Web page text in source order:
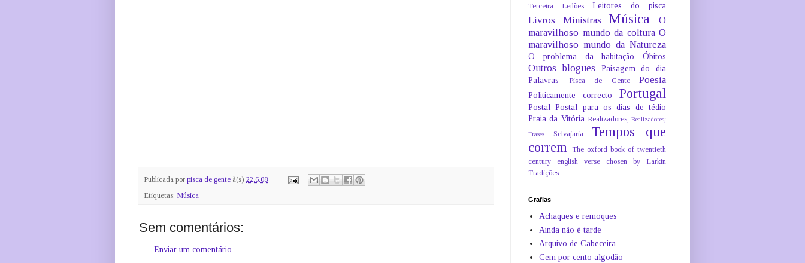
Publicada por pisca de gente à(s) 22.6.08
Etiquetas: Música
Sem comentários:
Enviar um comentário
Terceira
Leilões Leitores do pisca
Livros Ministras Música
O
maravilhoso mundo da coltura O
maravilhoso mundo da Natureza
O problema da habitação Óbitos
Outros blogues
Paisagem do dia
Palavras
Pisca de Gente Poesia
Politicamente correcto Portugal
Postal
Postal para os dias de tédio
Praia da Vitória Realizadores; Realizadores;
Frases Selvajaria
Tempos que
correm
The oxford book of twentieth
century english verse chosen by Larkin
Tradições
Grafias
Achaques e remoques
Ainda não é tarde
Arquivo de Cabeceira
Cem por cento algodão